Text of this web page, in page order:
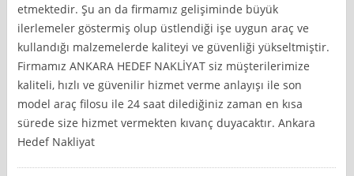
etmektedir. Şu an da firmamız gelişiminde büyük
ilerlemeler göstermiş olup üstlendiği işe uygun araç ve
kullandığı malzemelerde kaliteyi ve güvenliği yükseltmiştir.
Firmamız ANKARA HEDEF NAKLİYAT siz müşterilerimize
kaliteli, hızlı ve güvenilir hizmet verme anlayışı ile son
model araç filosu ile 24 saat dilediğiniz zaman en kısa
sürede size hizmet vermekten kıvanç duyacaktır. Ankara
Hedef Nakliyat